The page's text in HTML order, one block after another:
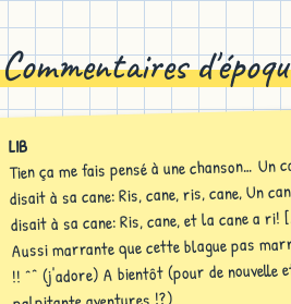
Commentaires
LIB
Tien ça me fais pensé à une chanson… Un
disait à sa cane: Ris, cane, ris, cane, Un
disait à sa cane: Ris, cane, et la cane a ri!
Aussi marrante que cette blague pas
!! ^^ (j'adore) A bientôt (pour de nouvelle